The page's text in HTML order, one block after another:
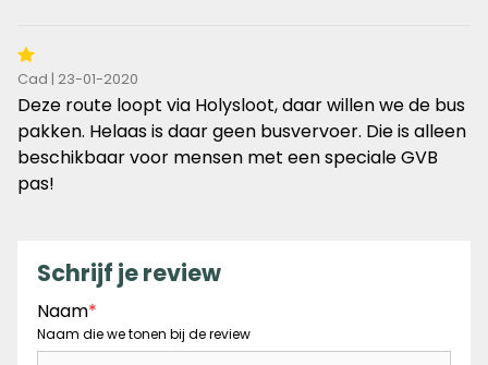
1
van
de
5
sterren
Cad | 23-01-2020
Deze route loopt via Holysloot, daar willen we de bus
pakken. Helaas is daar geen busvervoer. Die is alleen
beschikbaar voor mensen met een speciale GVB
pas!
Schrijf je review
Naam*
Naam die we tonen bij de review